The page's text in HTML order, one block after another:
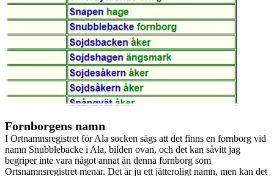
Fornborgens namn
I Ortnamnsregistret för Ala socken sägs att det finns en fornborg vid
namn Snubblebacke i Ala, bilden ovan, och det kan såvitt jag
begriper inte vara något annat än denna fornborg som
Ortsnamnsregistret menar. Det är ju ett jätteroligt namn, men kan det